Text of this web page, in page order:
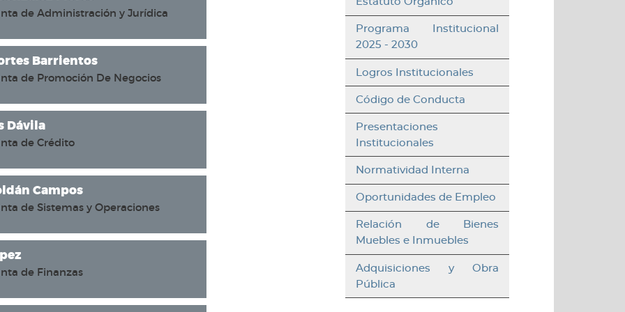
de Administración y Jurídica
Barrientos
de Promoción De Negocios
Dávila
de Crédito
Campos
de Sistemas y Operaciones
de Finanzas
Programa Institucional
2025 - 2030
Logros Institucionales
Código de Conducta
Presentaciones
Institucionales
Normatividad Interna
Oportunidades de Empleo
Relación de Bienes
Muebles e Inmuebles
Adquisiciones y Obra
Pública